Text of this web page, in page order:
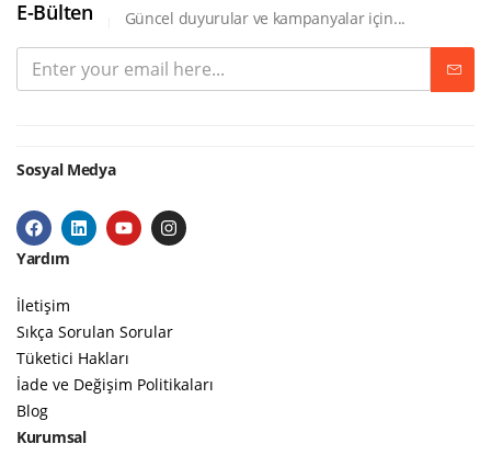
E-Bülten Güncel duyurular ve kampanyalar için...
Sosyal Medya
Yardım
İletişim
Sıkça Sorulan Sorular
Tüketici Hakları
İade ve Değişim Politikaları
Blog
Kurumsal